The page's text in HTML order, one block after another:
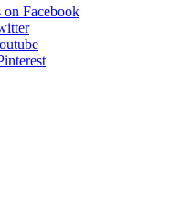
on Facebook